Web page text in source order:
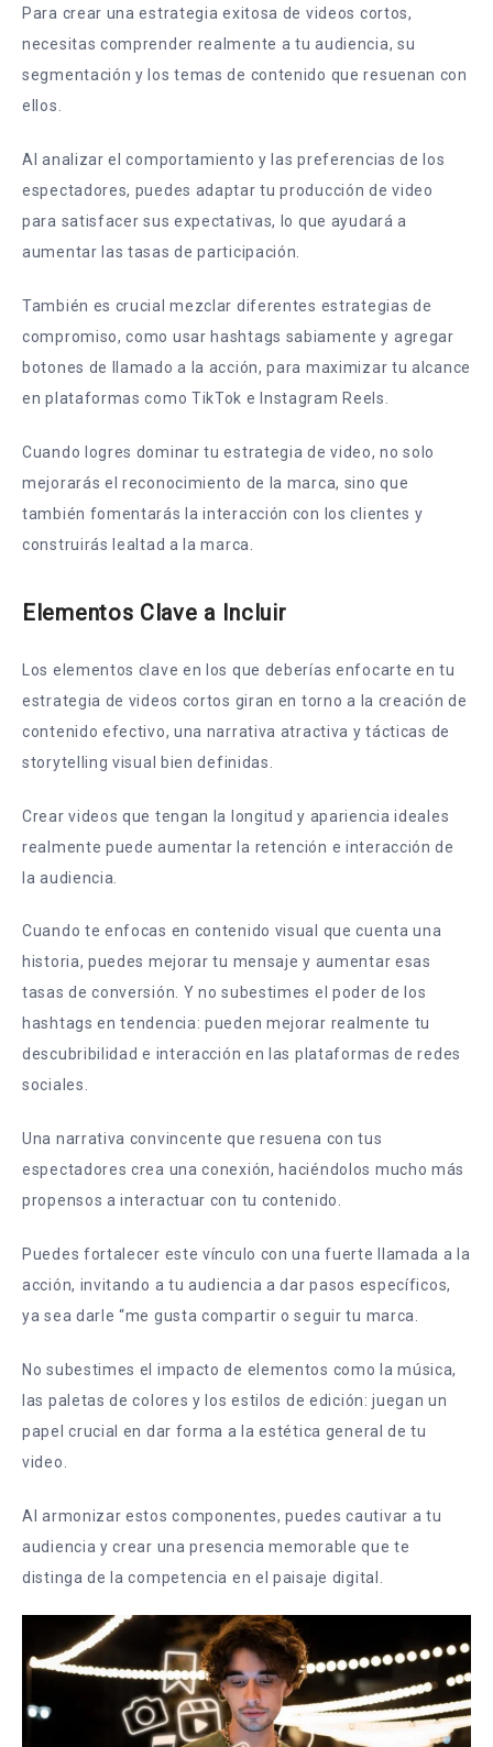
Para crear una estrategia exitosa de videos cortos,
necesitas comprender realmente a tu audiencia, su
segmentación y los temas de contenido que resuenan con
ellos.
Al analizar el comportamiento y las preferencias de los
espectadores, puedes adaptar tu producción de video
para satisfacer sus expectativas, lo que ayudará a
aumentar las tasas de participación.
También es crucial mezclar diferentes estrategias de
compromiso, como usar hashtags sabiamente y agregar
botones de llamado a la acción, para maximizar tu alcance
en plataformas como TikTok e Instagram Reels.
Cuando logres dominar tu estrategia de video, no solo
mejorarás el reconocimiento de la marca, sino que
también fomentarás la interacción con los clientes y
construirás lealtad a la marca.
Elementos Clave a Incluir
Los elementos clave en los que deberías enfocarte en tu
estrategia de videos cortos giran en torno a la creación de
contenido efectivo, una narrativa atractiva y tácticas de
storytelling visual bien definidas.
Crear videos que tengan la longitud y apariencia ideales
realmente puede aumentar la retención e interacción de
la audiencia.
Cuando te enfocas en contenido visual que cuenta una
historia, puedes mejorar tu mensaje y aumentar esas
tasas de conversión. Y no subestimes el poder de los
hashtags en tendencia: pueden mejorar realmente tu
descubribilidad e interacción en las plataformas de redes
sociales.
Una narrativa convincente que resuena con tus
espectadores crea una conexión, haciéndolos mucho más
propensos a interactuar con tu contenido.
Puedes fortalecer este vínculo con una fuerte llamada a la
acción, invitando a tu audiencia a dar pasos específicos,
ya sea darle “me gusta compartir o seguir tu marca.
No subestimes el impacto de elementos como la música,
las paletas de colores y los estilos de edición: juegan un
papel crucial en dar forma a la estética general de tu
video.
Al armonizar estos componentes, puedes cautivar a tu
audiencia y crear una presencia memorable que te
distinga de la competencia en el paisaje digital.